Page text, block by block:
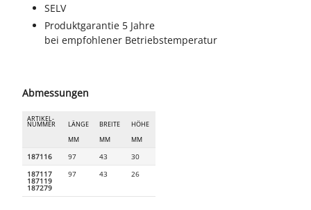
SELV
Produktgarantie 5 Jahre
bei empfohlener Betriebstemperatur
Abmessungen
ARTIKEL-
NUMMER LÄNGE BREITE
HÖHE
MM
MM MM
187116 97 43
30
187117
187119
187279
97 43 26